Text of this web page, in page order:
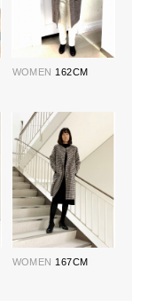
WOMEN 162CM
WOMEN 167CM